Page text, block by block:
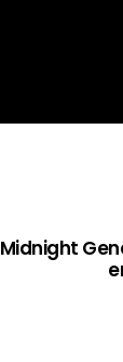
Midnight